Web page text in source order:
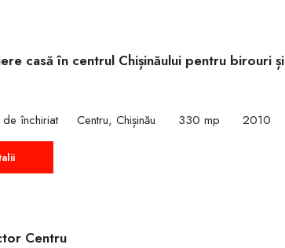
casă în centrul Chișinăului pentru birouri și
închiriat Centru, Chișinău 330 mp 2010
Centru